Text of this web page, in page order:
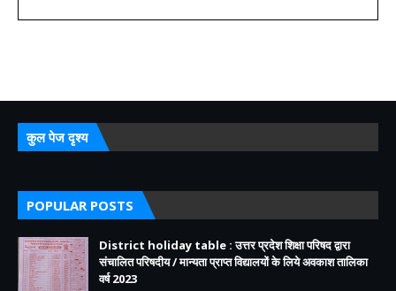
कुल पेज दृश्य
POPULAR POSTS
District holiday table : उत्तर प्रदेश शिक्षा परिषद द्वारा
संचालित परिषदीय / मान्यता प्राप्त विद्यालयों के लिये अवकाश तालिका
वर्ष 2023